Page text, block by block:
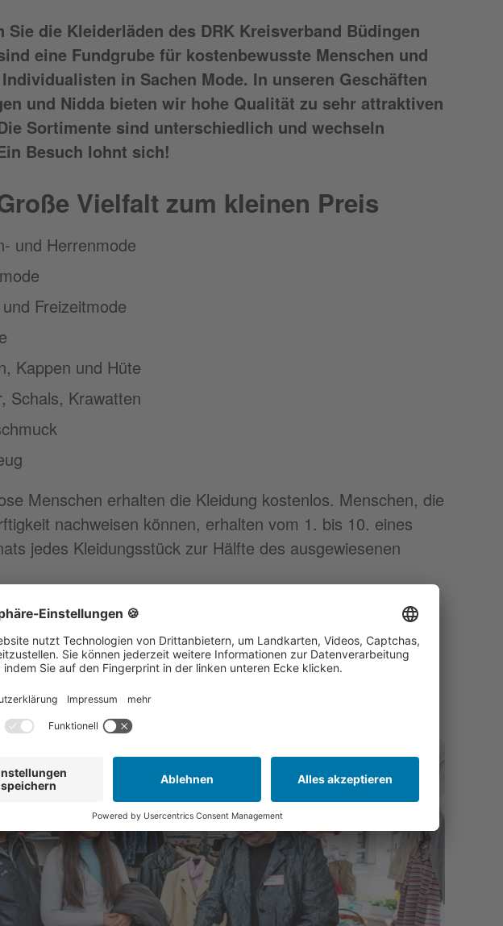
Sie die Kleiderläden des DRK Kreisverband Büdingen
eine Fundgrube für kostenbewusste Menschen und
in Sachen Mode. In unseren Geschäften
und Nidda bieten wir hohe Qualität zu sehr attraktiven
Sortimente sind unterschiedlich und wechseln
Besuch lohnt sich!
Vielfalt zum kleinen Preis
und Herrenmode
Freizeitmode
Kappen und Hüte
Schals, Krawatten
Menschen erhalten die Kleidung kostenlos. Menschen, die
nachweisen können, erhalten vom 1. bis 10. eines
jedes Kleidungsstück zur Hälfte des ausgewiesenen
oft zu schade, um sie wegzuwerfen
Kleiderläden Büdingen und Nidda
im Kleiderladen